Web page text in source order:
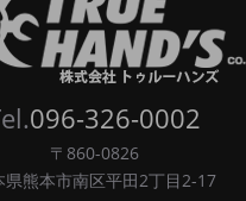
096-326-0002
〒860-0826
県熊本市南区平田2丁目2-17